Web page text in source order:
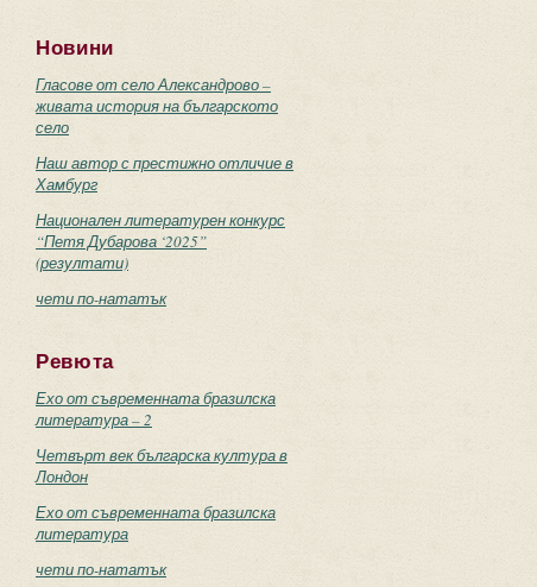
Новини
Гласове от село Александрово –
живата история на българското
село
Наш автор с престижно отличие в
Хамбург
Национален литературен конкурс
“Петя Дубарова ‘2025”
(резултати)
чети по-нататък
Ревюта
Ехо от съвременната бразилска
литература – 2
Четвърт век българска култура в
Лондон
Ехо от съвременната бразилска
литература
чети по-нататък